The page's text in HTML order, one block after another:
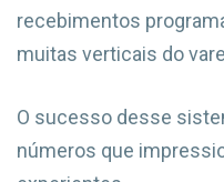
recebimentos
muitas verticais do
O sucesso desse
números que